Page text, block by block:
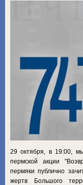
29 октября, в 19:00,
пермской акции
пермяки публично
жертв Большого